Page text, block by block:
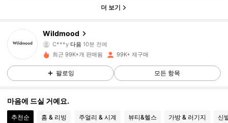
더 보기
Wildmood
C***y다음 10분 전에
최근 99K+개 판매됨 99K+ 재구매
팔로잉 모든 항목
마음에 드실 거예요.
추천순 홈 & 리빙 주얼리 & 시계 뷰티&헬스 가방 & 러기지 신